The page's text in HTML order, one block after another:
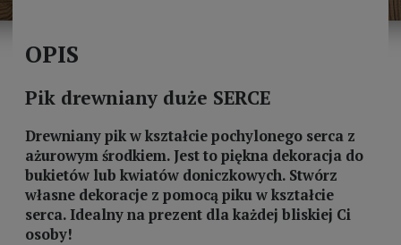
OPIS
Pik drewniany duże SERCE
Drewniany pik w kształcie pochylonego serca z
ażurowym środkiem. Jest to piękna dekoracja do
bukietów lub kwiatów doniczkowych. Stwórz
własne dekoracje z pomocą piku w kształcie
serca. Idealny na prezent dla każdej bliskiej Ci
osoby!